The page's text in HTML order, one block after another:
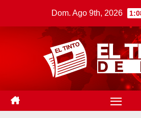
Dom. Ago 9th, 2026